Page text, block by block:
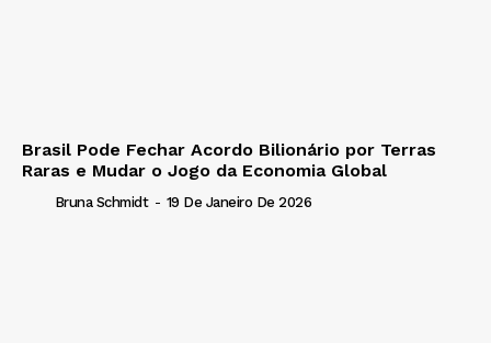
Brasil Pode Fechar Acordo Bilionário por Terras
Raras e Mudar o Jogo da Economia Global
Bruna Schmidt - 19 De Janeiro De 2026